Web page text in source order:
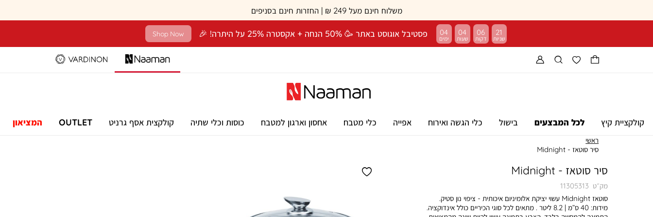
משלוח חינם מעל 249 ₪ | החזרות חינם בסניפים
פסטיבל אוגוסט באתר 🥳 50% הנחה + אקסטרה 25% על היתרה! 🎉 Shop Now 04 04 06 20
קולקציית קיץ לכל המבצעים בישול כלי הגשה ואירוח אפייה כלי מטבח אחסון וארגון למטבח כוסות וכלי שתיה קולקצית אסף גרניט OUTLET המציאון
ראשי
סיר סוטאז - Midnight
סיר סוטאז - Midnight
מק״ט 11305313
סוטאז Midnight עשוי יציקת אלומיניום איכותית - ציפוי נון סטיק.
מידות: 40 ס”מ | 8.2 ליטר . מתאים לכל סוגי הכיריים כולל אינדוקציה.